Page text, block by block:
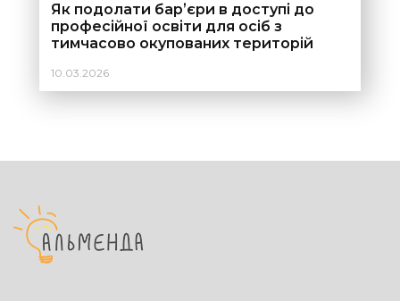
Як подолати барʼєри в доступі до
професійної освіти для осіб з
тимчасово окупованих територій
10.03.2026